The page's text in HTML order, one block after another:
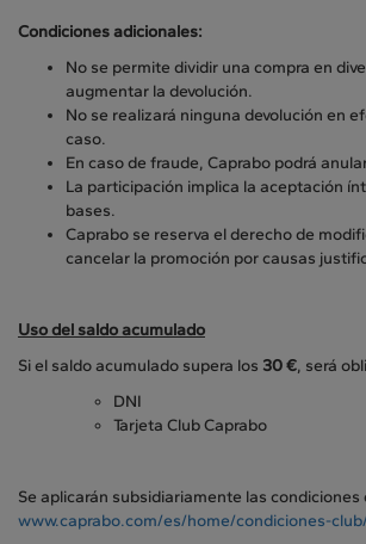
Condiciones adicionales:
No se permite dividir una compra en
augmentar la devolución.
No se realizará ninguna devolución en
caso.
En caso de fraude, Caprabo podrá
La participación implica la aceptación
bases.
Caprabo se reserva el derecho de
cancelar la promoción por causas
Uso del saldo acumulado
Si el saldo acumulado supera los 30 €, será
DNI
Tarjeta Club Caprabo
Se aplicarán subsidiariamente las condiciones
www.caprabo.com/es/home/condiciones-club/